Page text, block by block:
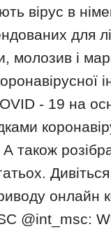
вірус в
для
молозив і
- 19 на
також
онлайн
@int_msc: